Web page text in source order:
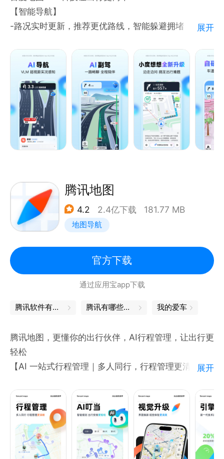
高德地图的驾车语音导航，公交换乘提醒和步行语音导
航会持续使用卫星定位服务（北斗等） ，切换至后台
播放时仍会继续，某些其他操作会消耗更多的电量，并
影响电池续航时间。
【联系我们】
感谢您使用高德地图，使用中有任何问题可在“我的--
帮助与反馈”中进行反馈，我们会及时进行处理，也可
以通过以下方式进行反馈：
官方微信公众号：高德地图/gaodeditu
官方新浪微博：@高德地图
官方客服电话：400-810-0080
【智能导航】
-路况实时更新，推荐更优路线，智能躲避拥堵
-公交导航到站提醒，实时公交覆盖多城
【智能规划】
-提供包含打车、驾车、公交、步行、骑行、火车、飞
机、客车、货车、摩托车等出行方式的智能规划方案
-未来通行时间智能预估，精准预估到达时间，规划路
线更精准
-时间优先，躲避拥堵，少收费，不走高速等多种路线
-打车惊喜特惠，周周领大额红包
-多种车型智能比价，叫车快人一步
-打车有保障，隐私保护，全程安全陪伴
【智能语音】
-喊“小度小度”，轻松查路线、搜地点、问天气，沿途
搜等
-只需9句话，生成个人定制语音包，并支持地图全场
景使用
务，切换至后台播放时仍会保持GPS连接，会影响电
量消耗和电池续航时间。
【遇到问题请联系】
如有问题您可通过“我的-客服中心”或以下方式进行反
馈：
微信公众号：百度地图/baiduditu
新浪微博：@百度地图
客服电话：400-099-8998
展开
腾讯地图
4.2 2.4亿下载 181.77 MB
地图导航
官方下载
通过应用宝app下载
腾讯软件有哪些 腾讯有哪些软件 我的爱车
腾讯地图，更懂你的出行伙伴，AI行程管理，让出行更
轻松
【AI 一站式行程管理｜多人同行，行程管理更清晰】
略，还支持复制小红书攻略链接自动解析成行程，一键
邀请好友。
* 实时共享：队友位置实时可见，支持集合点通知与目
标地同步，兼顾协作与省电。
* 出行记忆：记录行程动态，支持一键分享至社区，沉
展开